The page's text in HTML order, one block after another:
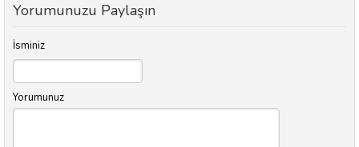
Yorumunuzu Paylaşın
İsminiz
Yorumunuz